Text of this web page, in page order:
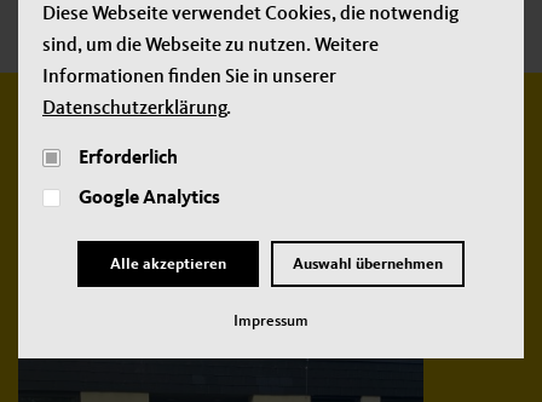
Weitere
neue Beiträge:
Diese Webseite verwendet Cookies, die notwendig
sind, um die Webseite zu nutzen. Weitere
Informationen finden Sie in unserer
Datenschutzerklärung.
Erforderlich
Google Analytics
Alle akzeptieren Auswahl übernehmen
Impressum